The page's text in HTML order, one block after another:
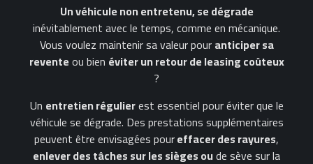
Un véhicule non entretenu, se dégrade
inévitablement avec le temps, comme en mécanique.
Vous voulez maintenir sa valeur pouranticiper sa
reventeou bien éviter un retour de leasing coûteux
?
Un entretien régulierest essentiel pour éviter que le
véhicule se dégrade. Des prestations supplémentaires
peuvent être envisagées poureffacer des rayures,
enlever des tâches sur les sièges oude sève sur la